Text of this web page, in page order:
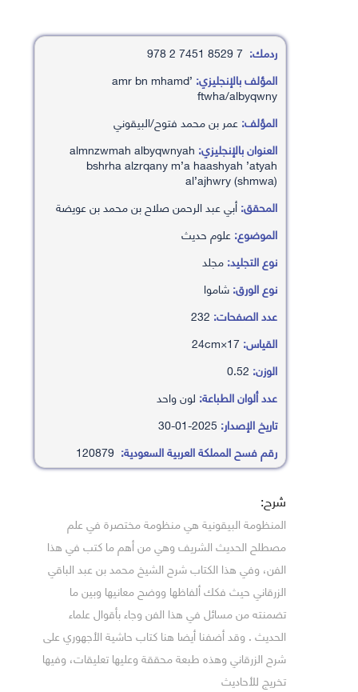
ردمك:
المؤلف بالإنجليزي: ’amr bn mhamd
ftwha/albyqwny
المؤلف:عمر بن محمد فتوح/البيقوني
العنوان بالإنجليزي: almnzwmah albyqwnyah
bshrha alzrqany m’a haashyah ’atyah
al’ajhwry (shmwa)
المحقق:أبي عبد الرحمن صلاح بن محمد بن عويضة
الموضوع:علوم حديث
نوع التجليد:مجلد
نوع الورق:شاموا
عدد الصفحات:
القياس:
الوزن:
عدد ألوان الطباعة: لون واحد
تاريخ الإصدار:
رقم فسح المملكة العربية السعودية:
شرح:
المنظومة البيقونية هي منظومة مختصرة في علم
مصطلح الحديث الشريف وهي من أهم ما كتب في هذا
الفن، وفي هذا الكتاب شرح الشيخ محمد بن عبد الباقي
الزرقاني حيث فكك ألفاظها ووضح معانيها وبين ما
تضمنته من مسائل في هذا الفن وجاء بأقوال علماء
الحديث . وقد أضفنا أيضا هنا كتاب حاشية الأجهوري على
شرح الزرقاني وهذه طبعة محققة وعليها تعليقات، وفيها
تخريج للأحاديث